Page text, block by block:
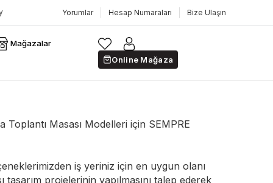
Yorumlar Hesap Numaraları Bize Ulaşın
Mağazalar
Online Mağaza
Toplantı Masası Modelleri için SEMPRE
iş yeriniz için en uygun olanı
projelerinin yapılmasını talep ederek